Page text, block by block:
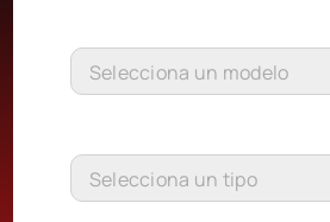
Selecciona un modelo
Selecciona un tipo